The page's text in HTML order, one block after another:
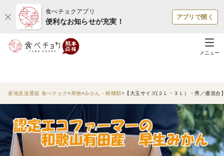
食べチョクアプリ
便利なお知らせが充実！
アプリで開く
メニュー
産地直送通販 食べチョク 果物 みかん・柑橘類 【大玉サイズ(２Ｌ・３Ｌ）・秀／優混